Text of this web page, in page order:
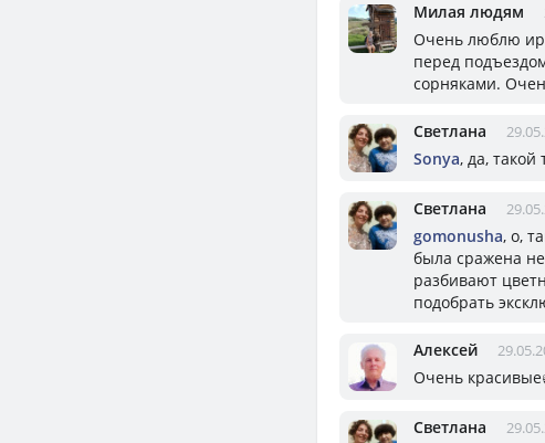
Милая людям
Очень люблю
перед
сорняками.
Светлана
Sonya, да, такой
Светлана
gomonusha, о,
была сражена
разбивают
подобрать
Алексей
Очень
Светлана